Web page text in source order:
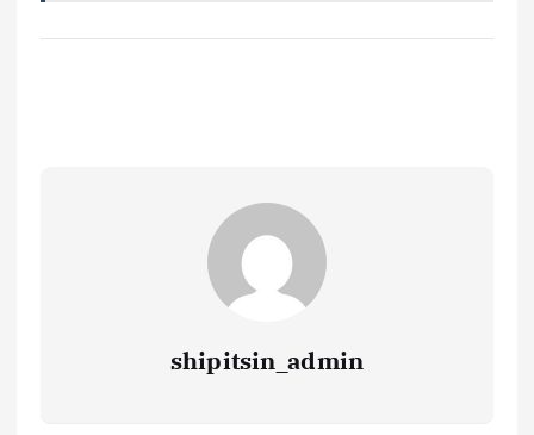
shipitsin_admin